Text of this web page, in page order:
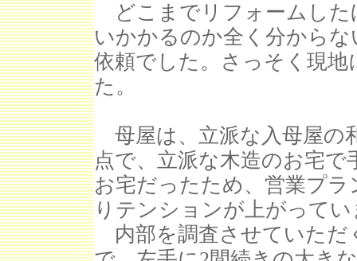
どこまでリフォームした
いかかるのか全く分から
依頼でした。さっそく現
た。
母屋は、立派な入母屋の
点で、立派な木造のお宅
お宅だったため、営業プ
りテンションが上がって
内部を調査させていただ